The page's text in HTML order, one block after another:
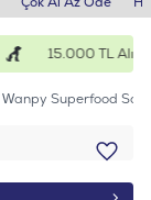
15.000 TL
Wanpy Superfood